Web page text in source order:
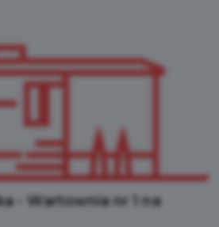
- Wartownia nr 1 na